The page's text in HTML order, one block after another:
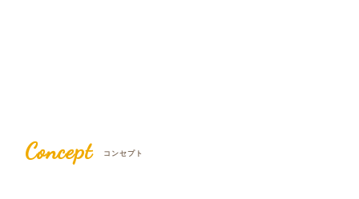
Concept コンセプト